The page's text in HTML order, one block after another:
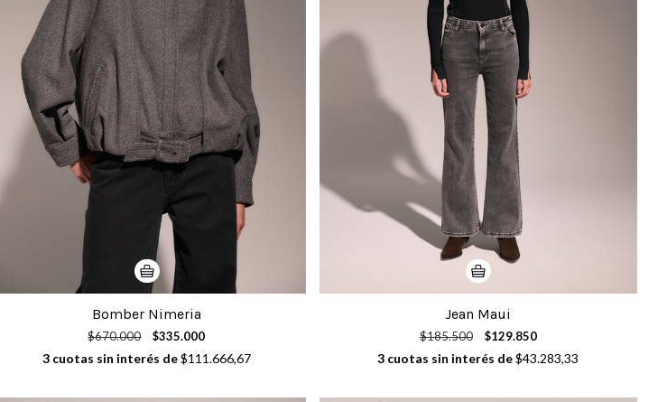
Bomber Nimeria
$670.000 $335.000
3 cuotas sin interés de$111.666,67
Jean Maui
$185.500 $129.850
3 cuotas sin interés de$43.283,33